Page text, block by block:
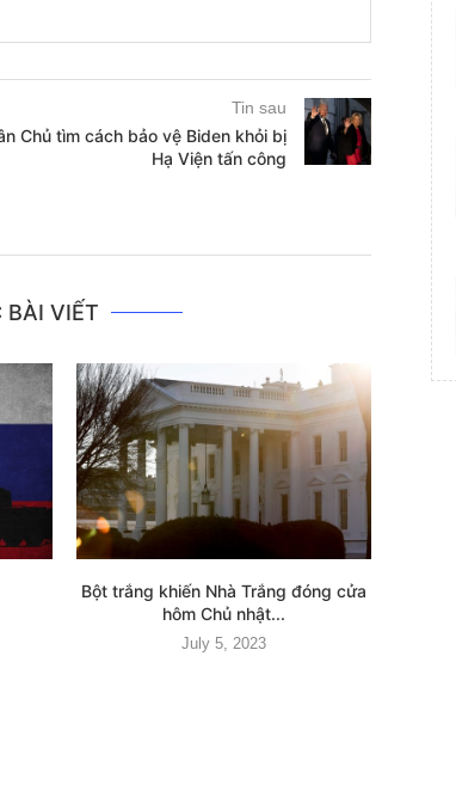
Tin sau
Chủ tìm cách bảo vệ Biden khỏi bị
Hạ Viện tấn công
BÀI VIẾT
Bột trắng khiến Nhà Trắng đóng cửa
hôm Chủ nhật...
July 5, 2023